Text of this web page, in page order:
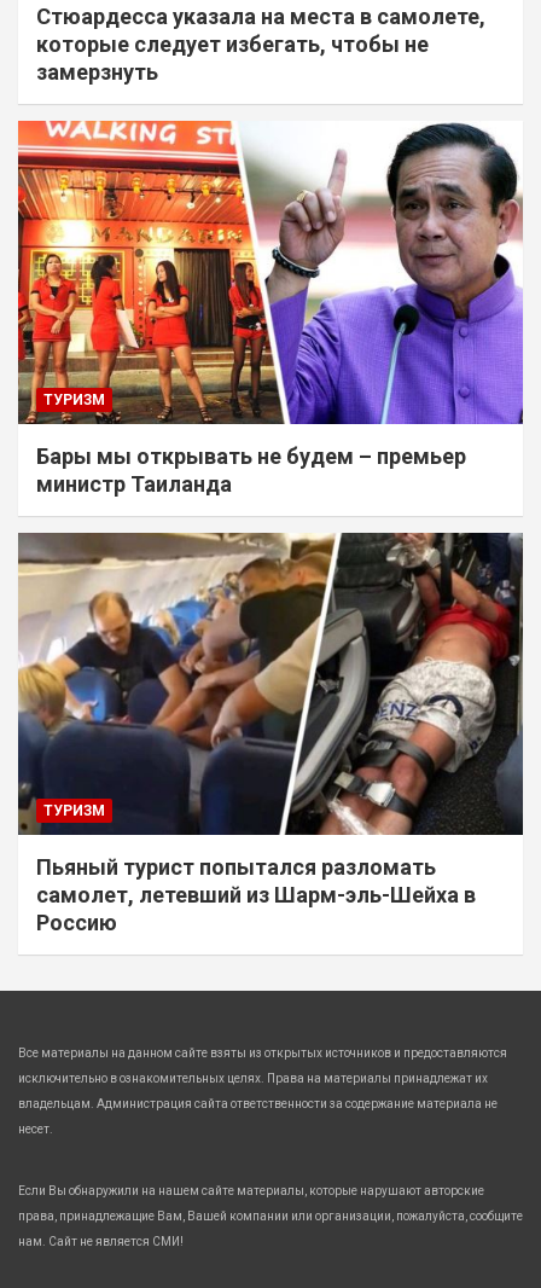
Стюардесса указала на места в самолете,
которые следует избегать, чтобы не
замерзнуть
ТУРИЗМ
Бары мы открывать не будем – премьер
министр Таиланда
ТУРИЗМ
Пьяный турист попытался разломать
самолет, летевший из Шарм-эль-Шейха в
Россию
Все материалы на данном сайте взяты из открытых источников и предоставляются
исключительно в ознакомительных целях. Права на материалы принадлежат их
владельцам. Администрация сайта ответственности за содержание материала не
несет.
Если Вы обнаружили на нашем сайте материалы, которые нарушают авторские
права, принадлежащие Вам, Вашей компании или организации, пожалуйста, сообщите
нам. Сайт не является СМИ!